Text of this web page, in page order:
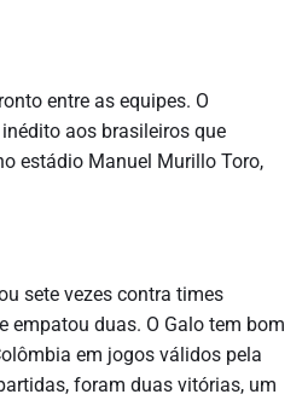
entre as equipes. O
aos brasileiros que
estádio Manuel Murillo Toro,
sete vezes contra times
empatou duas. O Galo tem bom
em jogos válidos pela
foram duas vitórias, um